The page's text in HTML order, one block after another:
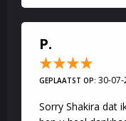
P.
GEPLAATST OP: 30-
Sorry Shakira dat